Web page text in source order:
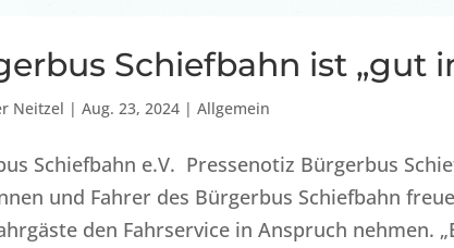
Schiefbahn ist „gut
Neitzel |Aug. 23, 2024 |Allgemein
Schiefbahn e.V. Pressenotiz Bürgerbus
und Fahrer des Bürgerbus Schiefbahn
den Fahrservice in Anspruch nehmen.